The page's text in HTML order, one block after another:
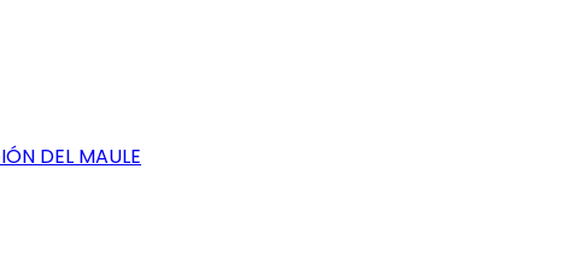
DEL MAULE